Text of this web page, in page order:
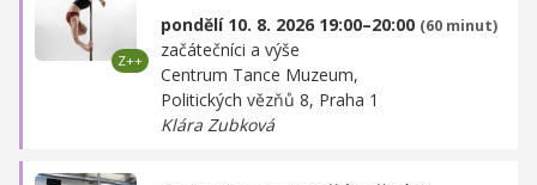
pondělí 10. 8. 2026 19:00–20:00 (60 minut)
začátečníci a výše
Centrum Tance Muzeum,
Politických vězňů 8, Praha 1
Klára Zubková